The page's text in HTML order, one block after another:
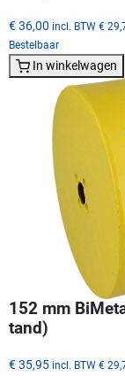
€ 36,00 incl. BTW €
Bestelbaar
In winkelwagen
152 mm
tand)
€ 35,95 incl. BTW €